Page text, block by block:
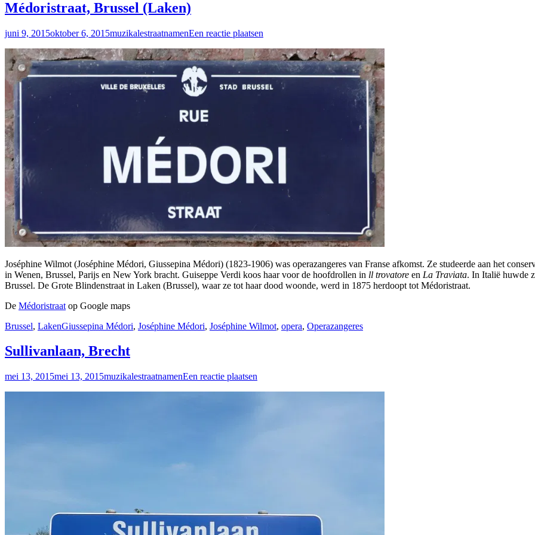
Médoristraat, Brussel (Laken)
juni 9, 2015oktober 6, 2015muzikalestraatnamenEen reactie plaatsen
Joséphine Wilmot (Joséphine Médori, Giussepina Médori) (1823-1906) was operazangeres van Franse afkomst. Ze studeerde aan het
in Wenen, Brussel, Parijs en New York bracht. Guiseppe Verdi koos haar voor de hoofdrollen in ll trovatore en La Traviata. In Italië huwde
Brussel. De Grote Blindenstraat in Laken (Brussel), waar ze tot haar dood woonde, werd in 1875 herdoopt tot Médoristraat.
De Médoristraat op Google maps
Brussel, LakenGiussepina Médori, Joséphine Médori, Joséphine Wilmot, opera, Operazangeres
Sullivanlaan, Brecht
mei 13, 2015mei 13, 2015muzikalestraatnamenEen reactie plaatsen